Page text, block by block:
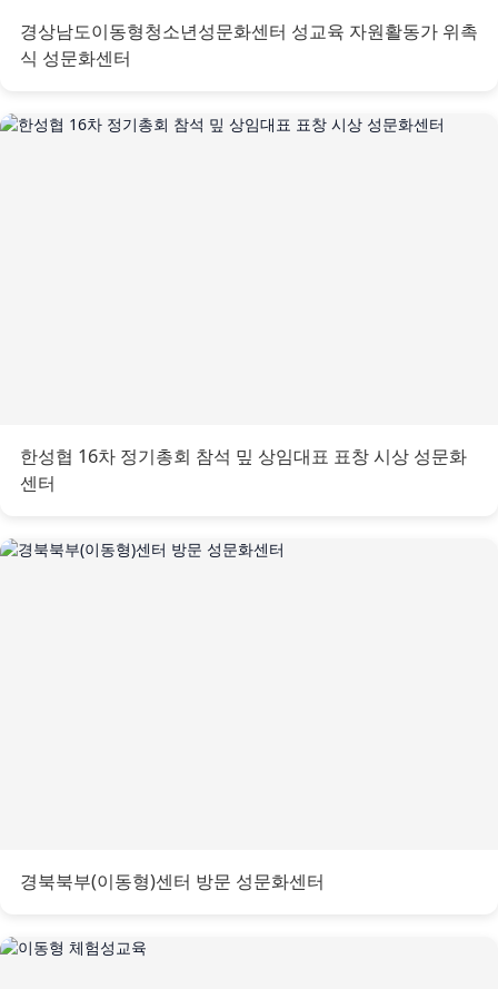
경상남도이동형청소년성문화센터 성교육 자원활동가 위촉
식 성문화센터
한성협 16차 정기총회 참석 밒 상임대표 표창 시상 성문화
센터
경북북부(이동형)센터 방문 성문화센터